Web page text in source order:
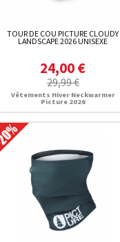
TOUR DE COU PICTURE CLOUDY
LANDSCAPE 2026 UNISEXE
24,00 €
29,99 €
Vêtements Hiver Neckwarmer
Picture 2026